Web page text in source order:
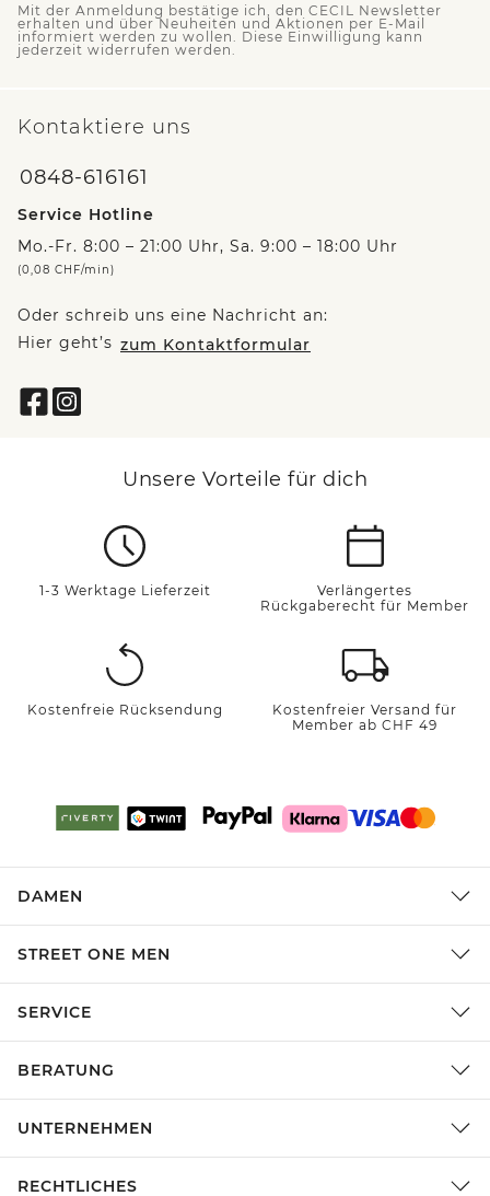
Mit der Anmeldung bestätige ich, den CECIL Newsletter
erhalten und über Neuheiten und Aktionen per E-Mail
informiert werden zu wollen. Diese Einwilligung kann
jederzeit widerrufen werden.
Kontaktiere uns
0848-616161
Service Hotline
Mo.-Fr. 8:00 – 21:00 Uhr, Sa. 9:00 – 18:00 Uhr
(0,08 CHF/min)
Oder schreib uns eine Nachricht an:
Hier geht’s zum Kontaktformular
Unsere Vorteile für dich
1-3 Werktage Lieferzeit
Verlängertes
Rückgaberecht für Member
Kostenfreie Rücksendung
Kostenfreier Versand für
Member ab CHF 49
DAMEN
STREET ONE MEN
SERVICE
BERATUNG
UNTERNEHMEN
RECHTLICHES